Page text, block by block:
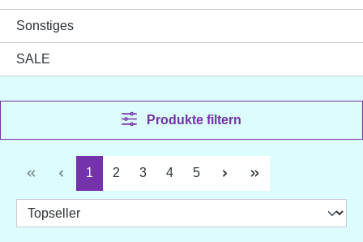
Sonstiges
SALE
Produkte filtern
Seite
1 Seite
2 Seite
3 Seite
4 Seite
5